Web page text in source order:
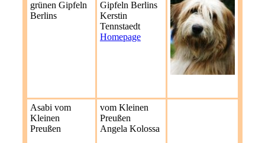
grünen Gipfeln
Berlins
Gipfeln Berlins
Kerstin
Tennstaedt
Homepage
Asabi vom
Kleinen
Preußen
vom Kleinen
Preußen
Angela Kolossa